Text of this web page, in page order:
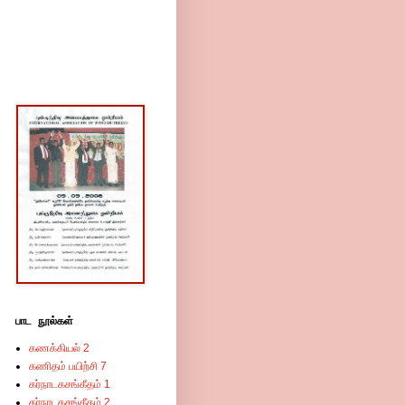
பாட நூல்கள்
கணக்கியல் 2
கணிதம் பயிற்சி 7
கர்நாடகசங்கீதம் 1